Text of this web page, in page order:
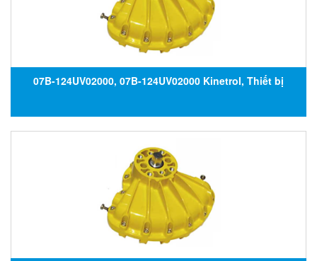
07B-124UV02000, 07B-124UV02000 Kinetrol, Thiết bị
Nam